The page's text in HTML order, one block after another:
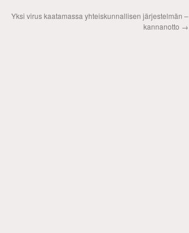
Yksi virus kaatamassa yhteiskunnallisen järjestelmän –
kannanotto →